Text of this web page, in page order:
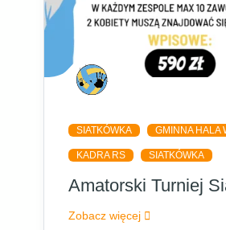
SIATKÓWKA GMINNA HALA
KADRA RS SIATKÓWKA
Amatorski Turniej
Zobacz więcej